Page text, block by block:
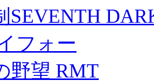
SEVENTH
フォー
野望 RMT